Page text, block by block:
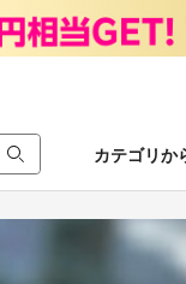
カテゴリか